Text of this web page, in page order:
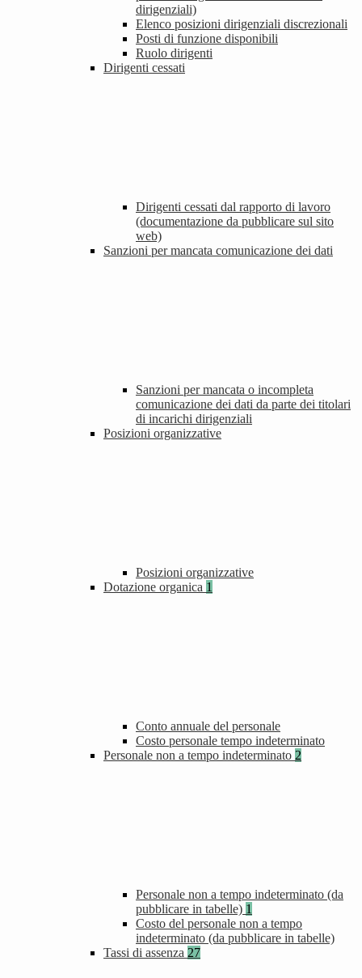
dirigenziali)
Elenco posizioni dirigenziali discrezionali
Posti di funzione disponibili
Ruolo dirigenti
Dirigenti cessati
Dirigenti cessati dal rapporto di lavoro
(documentazione da pubblicare sul sito
web)
Sanzioni per mancata comunicazione dei dati
Sanzioni per mancata o incompleta
comunicazione dei dati da parte dei titolari
di incarichi dirigenziali
Posizioni organizzative
Posizioni organizzative
Dotazione organica 1
Conto annuale del personale
Costo personale tempo indeterminato
Personale non a tempo indeterminato 2
Personale non a tempo indeterminato (da
pubblicare in tabelle) 1
Costo del personale non a tempo
indeterminato (da pubblicare in tabelle)
Tassi di assenza 27